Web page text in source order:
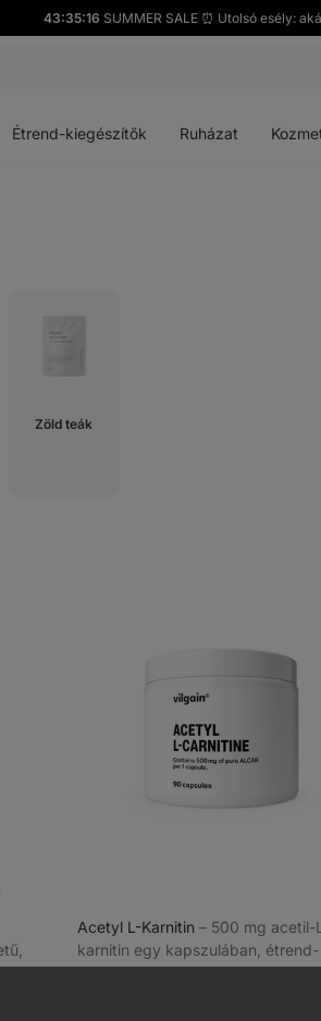
43:35:15 SUMMER SALE ⏰ Utolsó esély:
Étrend-kiegészítők Ruházat
Zöld teák
Acetyl L-Karnitin ⁠–⁠ 500 mg acetil-
karnitin egy kapszulában, étrend-
kiegészítő